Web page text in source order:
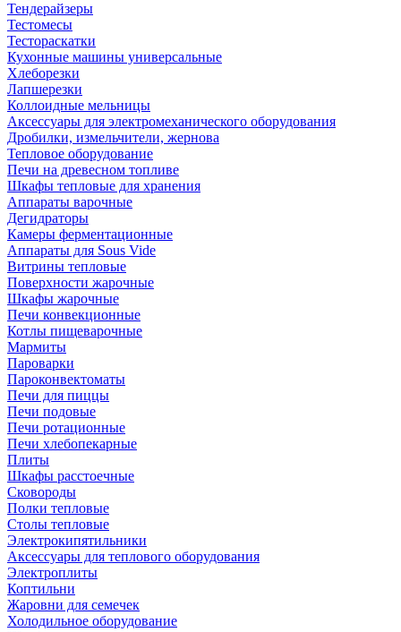
Тендерайзеры
Тестомесы
Тестораскатки
Кухонные машины универсальные
Хлеборезки
Лапшерезки
Коллоидные мельницы
Аксессуары для электромеханического оборудования
Дробилки, измельчители, жернова
Тепловое оборудование
Печи на древесном топливе
Шкафы тепловые для хранения
Аппараты варочные
Дегидраторы
Камеры ферментационные
Аппараты для Sous Vide
Витрины тепловые
Поверхности жарочные
Шкафы жарочные
Печи конвекционные
Котлы пищеварочные
Мармиты
Пароварки
Пароконвектоматы
Печи для пиццы
Печи подовые
Печи ротационные
Печи хлебопекарные
Плиты
Шкафы расстоечные
Сковороды
Полки тепловые
Столы тепловые
Электрокипятильники
Аксессуары для теплового оборудования
Электроплиты
Коптильни
Жаровни для семечек
Холодильное оборудование